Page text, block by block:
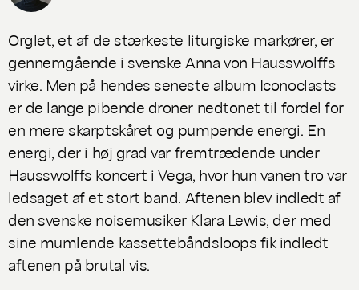
Orglet, et af de stærkeste liturgiske markører, er
gennemgående i svenske Anna von Hausswolffs
virke. Men på hendes seneste album Iconoclasts
er de lange pibende droner nedtonet til fordel for
en mere skarptskåret og pumpende energi. En
energi, der i høj grad var fremtrædende under
Hausswolffs koncert i Vega, hvor hun vanen tro var
ledsaget af et stort band. Aftenen blev indledt af
den svenske noisemusiker Klara Lewis, der med
sine mumlende kassettebåndsloops fik indledt
aftenen på brutal vis.